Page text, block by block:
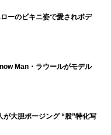
ーのビキニ姿で愛されボデ
Man・ラウールがモデル
大胆ポージング “股”特化写